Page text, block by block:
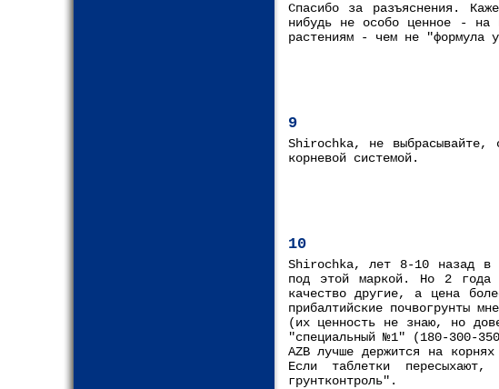
Спасибо за разъяснения.
нибудь не особо ценное - на
растениям - чем не "формула
9
Shirochka, не выбрасывайте,
корневой системой.
10
Shirochka, лет 8-10 назад в
под этой маркой. Но 2 года
качество другие, а цена
прибалтийские почвогрунты
(их ценность не знаю, но
"специальный №1" (180-300-
AZB лучше держится на
Если таблетки
грунтконтроль".